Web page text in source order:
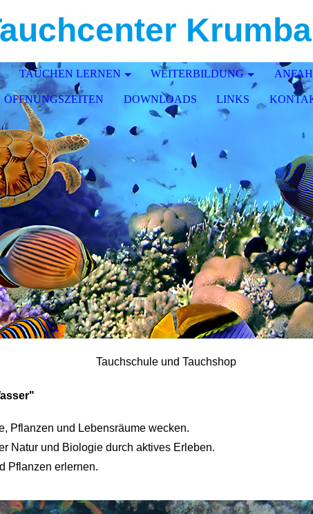
TAUCHEN LERNEN WEITERBILDUNG
ÖFFNUNGSZEITEN DOWNLOADS LINKS
Tauchschule und Tauchshop
Pflanzen und Lebensräume wecken.
Natur und Biologie durch aktives Erleben.
Pflanzen erlernen.